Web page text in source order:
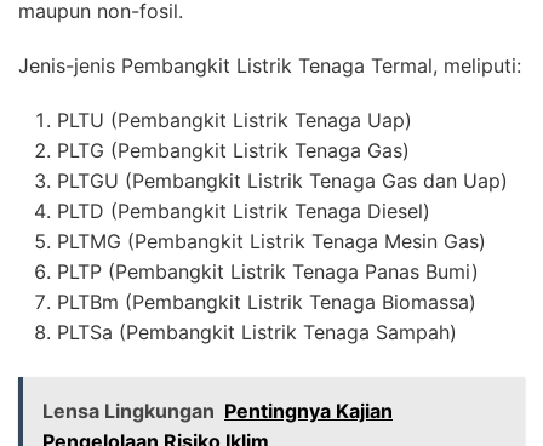
maupun non-fosil.
Jenis-jenis Pembangkit Listrik Tenaga Termal, meliputi:
PLTU (Pembangkit Listrik Tenaga Uap)
PLTG (Pembangkit Listrik Tenaga Gas)
PLTGU (Pembangkit Listrik Tenaga Gas dan Uap)
PLTD (Pembangkit Listrik Tenaga Diesel)
PLTMG (Pembangkit Listrik Tenaga Mesin Gas)
PLTP (Pembangkit Listrik Tenaga Panas Bumi)
PLTBm (Pembangkit Listrik Tenaga Biomassa)
PLTSa (Pembangkit Listrik Tenaga Sampah)
Lensa Lingkungan Pentingnya Kajian
Pengelolaan Risiko Iklim